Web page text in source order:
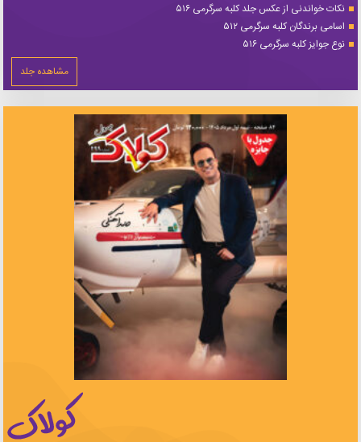
نکات خواندنی از عکس جلد کلبه سرگرمی ۵۱۶
اسامی برندگان کلبه سرگرمی ۵۱۲
نوع جوایز کلبه سرگرمی ۵۱۶
مشاهده جلد